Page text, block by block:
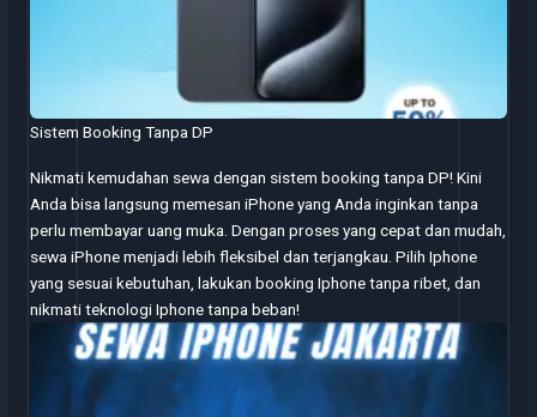
Sistem Booking Tanpa DP
Nikmati kemudahan sewa dengan sistem booking tanpa DP! Kini
Anda bisa langsung memesan iPhone yang Anda inginkan tanpa
perlu membayar uang muka. Dengan proses yang cepat dan mudah,
sewa iPhone menjadi lebih fleksibel dan terjangkau. Pilih Iphone
yang sesuai kebutuhan, lakukan booking Iphone tanpa ribet, dan
nikmati teknologi Iphone tanpa beban!